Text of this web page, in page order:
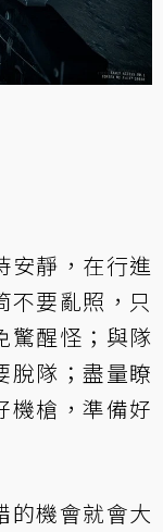
安靜，在行進
不要亂照，只
驚醒怪；與隊
脫隊；盡量瞭
機槍，準備好
的機會就會大